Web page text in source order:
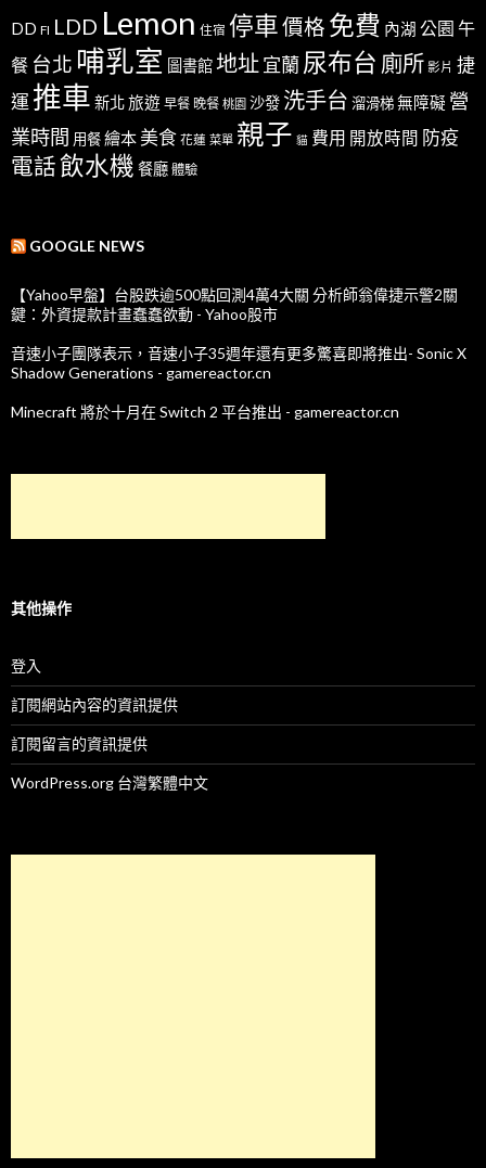
DD FI LDD Lemon 住宿 停車價格 免費 內湖 公園 午
餐 台北 哺乳室 圖書館地址宜蘭尿布台 廁所 影片 捷
運推車 新北旅遊 早餐 晚餐 桃園 沙發 洗手台 溜滑梯無障礙 營
業時間 用餐繪本 美食 花蓮 菜單 親子 貓 費用 開放時間 防疫
電話飲水機 餐廳 體驗
GOOGLE NEWS
【Yahoo早盤】台股跌逾500點回測4萬4大關 分析師翁偉捷示警2關
鍵：外資提款計畫蠢蠢欲動 - Yahoo股市
音速小子團隊表示，音速小子35週年還有更多驚喜即將推出- Sonic X
Shadow Generations - gamereactor.cn
Minecraft 將於十月在 Switch 2 平台推出 - gamereactor.cn
其他操作
登入
訂閱網站內容的資訊提供
訂閱留言的資訊提供
WordPress.org 台灣繁體中文